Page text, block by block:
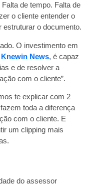
de tempo. Falta de
o cliente entender o
estruturar o documento.
O investimento em
Knewin News, é capaz
e de resolver a
com o cliente”.
te explicar com 2
toda a diferença
com o cliente. E
um clipping mais
do assessor